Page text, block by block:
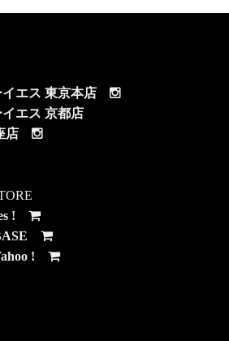
イエス 東京本店
イエス 京都店
店
!
!